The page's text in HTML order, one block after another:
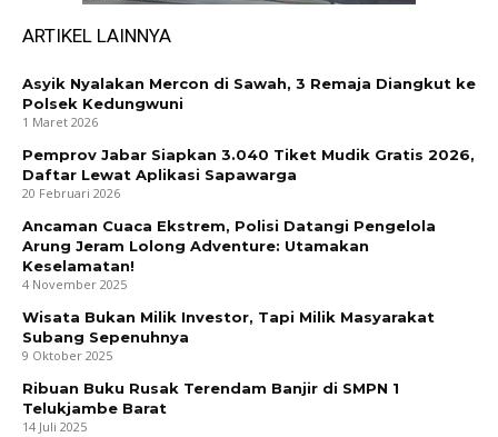
ARTIKEL LAINNYA
Asyik Nyalakan Mercon di Sawah, 3 Remaja Diangkut ke
Polsek Kedungwuni
1 Maret 2026
Pemprov Jabar Siapkan 3.040 Tiket Mudik Gratis 2026,
Daftar Lewat Aplikasi Sapawarga
20 Februari 2026
Ancaman Cuaca Ekstrem, Polisi Datangi Pengelola
Arung Jeram Lolong Adventure: Utamakan
Keselamatan!
4 November 2025
Wisata Bukan Milik Investor, Tapi Milik Masyarakat
Subang Sepenuhnya
9 Oktober 2025
Ribuan Buku Rusak Terendam Banjir di SMPN 1
Telukjambe Barat
14 Juli 2025